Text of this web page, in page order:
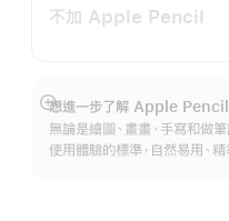
不加 Apple Pencil
想進一步了解 Apple Pencil
無論是繪圖、畫畫、手寫和
使用體驗的標準，自然易用、精
顯
示
更